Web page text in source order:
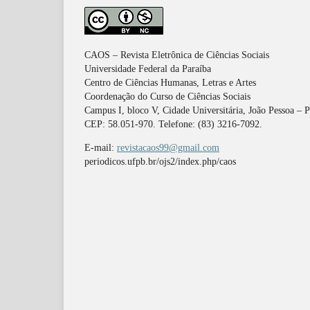
CAOS – Revista Eletrônica de Ciências Sociais
Universidade Federal da Paraíba
Centro de Ciências Humanas, Letras e Artes
Coordenação do Curso de Ciências Sociais
Campus I, bloco V, Cidade Universitária, João Pessoa –
CEP: 58.051-970. Telefone: (83) 3216-7092.
E-mail: revistacaos99@gmail.com
periodicos.ufpb.br/ojs2/index.php/caos